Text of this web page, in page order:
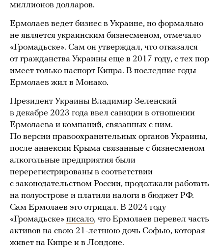
миллионов долларов.
Ермолаев ведет бизнес в Украине, но формально
не является украинским бизнесменом, отмечало
«Громадьске». Сам он утверждал, что отказался
от гражданства Украины еще в 2017 году, с тех пор
имеет только паспорт Кипра. В последние годы
Ермолаев жил в Монако.
Президент Украины Владимир Зеленский
в декабре 2023 года ввел санкции в отношении
Ермолаева и компаний, связанных с ним.
По версии правоохранительных органов Украины,
после аннексии Крыма связанные с бизнесменом
алкогольные предприятия были
перерегистрированы в соответствии
с законодательством России, продолжали работать
на полуострове и платили налоги в бюджет РФ.
Сам Ермолаев это отрицал. В 2024 году
«Громадьске» писало, что Ермолаев перевел часть
активов на свою 21-летнюю дочь Софью, которая
живет на Кипре и в Лондоне.